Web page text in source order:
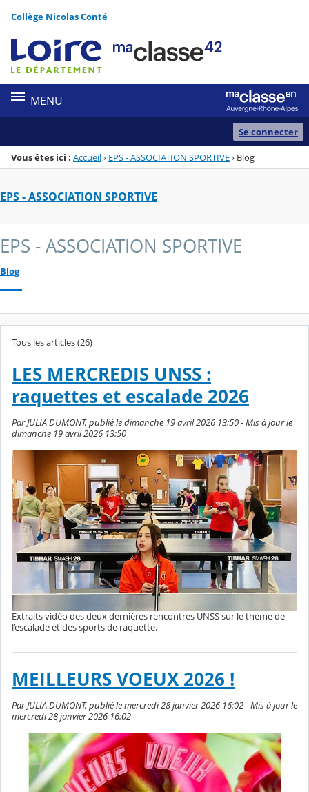
Menu de la rubrique
Contenu
Collège Nicolas Conté
MENU
Se connecter
Vous êtes ici : Accueil› EPS - ASSOCIATION SPORTIVE› Blog
EPS - ASSOCIATION SPORTIVE
EPS - ASSOCIATION SPORTIVE
Blog
Tous les articles (26)
LES MERCREDIS UNSS :
raquettes et escalade 2026
Par JULIA DUMONT, publié le dimanche 19 avril 2026 13:50 - Mis à jour le
dimanche 19 avril 2026 13:50
Extraits vidéo des deux dernières rencontres UNSS sur le thème de
l’escalade et des sports de raquette.
MEILLEURS VOEUX 2026 !
Par JULIA DUMONT, publié le mercredi 28 janvier 2026 16:02 - Mis à jour le
mercredi 28 janvier 2026 16:02